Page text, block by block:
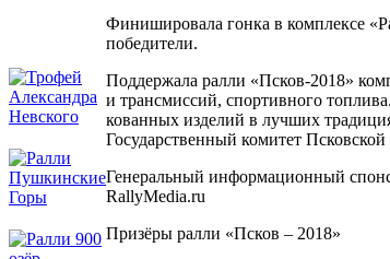
Финишировала гонка в комплексе
победители.
Поддержала ралли «Псков-2018»
и трансмиссий, спортивного
кованных изделий в лучших
Государственный комитет
Генеральный информационный
RallyMedia.ru
Призёры ралли «Псков – 2018»